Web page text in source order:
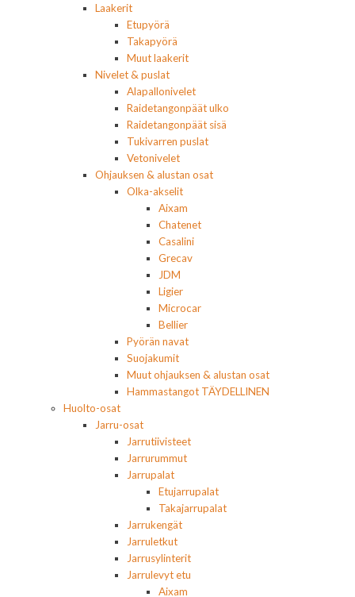
Laakerit
Etupyörä
Takapyörä
Muut laakerit
Nivelet & puslat
Alapallonivelet
Raidetangonpäät ulko
Raidetangonpäät sisä
Tukivarren puslat
Vetonivelet
Ohjauksen & alustan osat
Olka-akselit
Aixam
Chatenet
Casalini
Grecav
JDM
Ligier
Microcar
Bellier
Pyörän navat
Suojakumit
Muut ohjauksen & alustan osat
Hammastangot TÄYDELLINEN
Huolto-osat
Jarru-osat
Jarrutiivisteet
Jarrurummut
Jarrupalat
Etujarrupalat
Takajarrupalat
Jarrukengät
Jarruletkut
Jarrusylinterit
Jarrulevyt etu
Aixam